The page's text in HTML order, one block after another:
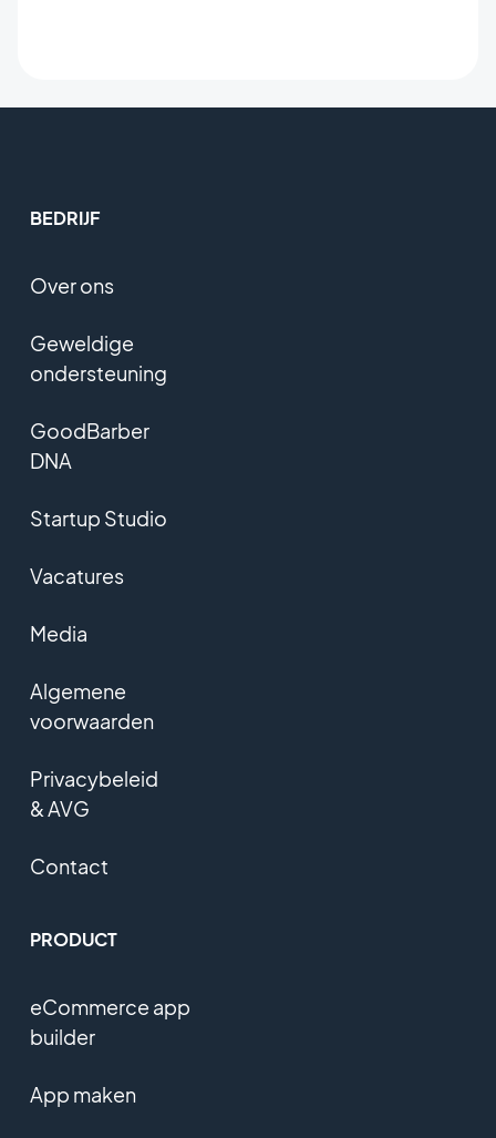
BEDRIJF
Over ons
Geweldige
ondersteuning
GoodBarber
DNA
Startup Studio
Vacatures
Media
Algemene
voorwaarden
Privacybeleid
& AVG
Contact
PRODUCT
eCommerce app
builder
App maken